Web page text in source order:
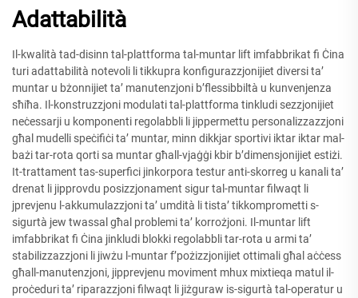
Adattabilità
Il-kwalità tad-disinn tal-plattforma tal-muntar lift imfabbrikat fi Ċina
turi adattabilità notevoli li tikkupra konfigurazzjonijiet diversi ta’
muntar u bżonnijiet ta’ manutenzjoni b’flessibbiltà u kunvenjenza
sħiħa. Il-konstruzzjoni modulati tal-plattforma tinkludi sezzjonijiet
neċessarji u komponenti regolabbli li jippermettu personalizzazzjoni
għal mudelli speċifiċi ta’ muntar, minn dikkjar sportivi iktar iktar mal-
bażi tar-rota qorti sa muntar għall-vjaġġi kbir b’dimensjonijiet estiżi.
It-trattament tas-superfici jinkorpora testur anti-skorreg u kanali ta’
drenat li jipprovdu posizzjonament sigur tal-muntar filwaqt li
jprevjenu l-akkumulazzjoni ta’ umdità li tista’ tikkomprometti s-
sigurtà jew twassal għal problemi ta’ korrożjoni. Il-muntar lift
imfabbrikat fi Ċina jinkludi blokki regolabbli tar-rota u armi ta’
stabilizzazzjoni li jiwżu l-muntar f’pożizzjonijiet ottimali għal aċċess
għall-manutenzjoni, jipprevjenu moviment mhux mixtieqa matul il-
proċeduri ta’ riparazzjoni filwaqt li jiżguraw is-sigurtà tal-operatur u